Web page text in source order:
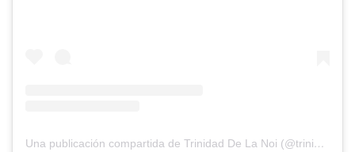
Una publicación compartida de Trinidad De La Noi (@trinidaddelanoi)